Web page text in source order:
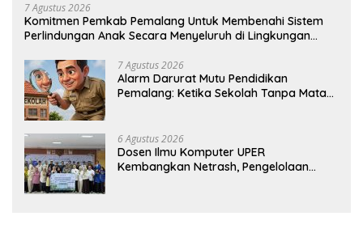
7 Agustus 2026
Komitmen Pemkab Pemalang Untuk Membenahi Sistem
Perlindungan Anak Secara Menyeluruh di Lingkungan
7 Agustus 2026
Alarm Darurat Mutu Pendidikan
Pemalang: Ketika Sekolah Tanpa Mata
6 Agustus 2026
Dosen Ilmu Komputer UPER
Kembangkan Netrash, Pengelolaan